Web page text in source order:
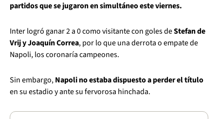
partidos que se jugaron en simultáneo este viernes.
Inter logró ganar 2 a 0 como visitante con goles deStefan de
Vrij y Joaquín Correa, por lo que una derrota o empate de
Napoli, los coronaría campeones.
Sin embargo,Napoli no estaba dispuesto a perder el título
en su estadio y ante su fervorosa hinchada.